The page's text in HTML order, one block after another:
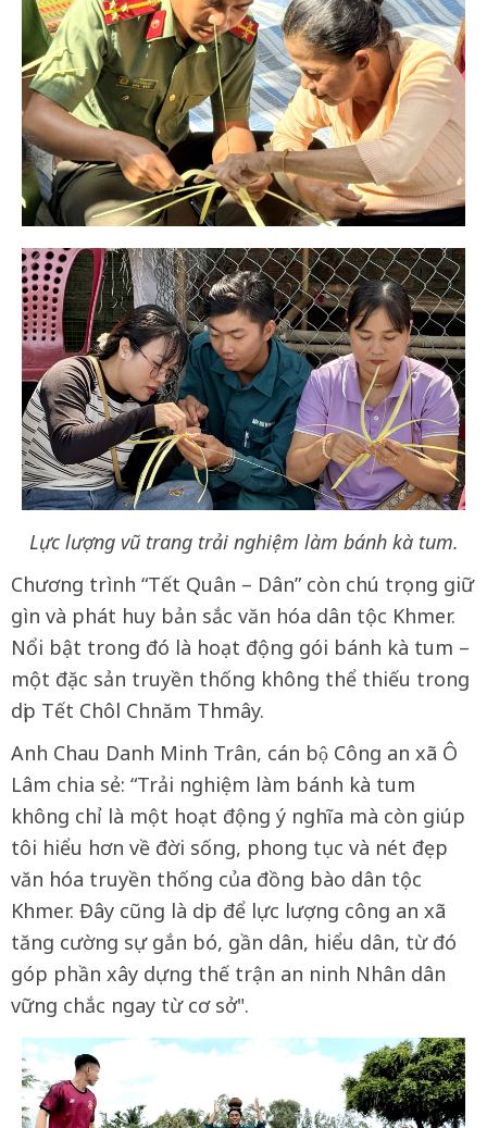
Lực lượng vũ trang trải nghiệm làm bánh kà tum.
Chương trình “Tết Quân – Dân” còn chú trọng giữ
gìn và phát huy bản sắc văn hóa dân tộc Khmer.
Nổi bật trong đó là hoạt động gói bánh kà tum –
một đặc sản truyền thống không thể thiếu trong
dịp Tết Chôl Chnăm Thmây.
Anh Chau Danh Minh Trân, cán bộ Công an xã Ô
Lâm chia sẻ: “Trải nghiệm làm bánh kà tum
không chỉ là một hoạt động ý nghĩa mà còn giúp
tôi hiểu hơn về đời sống, phong tục và nét đẹp
văn hóa truyền thống của đồng bào dân tộc
Khmer. Đây cũng là dịp để lực lượng công an xã
tăng cường sự gắn bó, gần dân, hiểu dân, từ đó
góp phần xây dựng thế trận an ninh Nhân dân
vững chắc ngay từ cơ sở".